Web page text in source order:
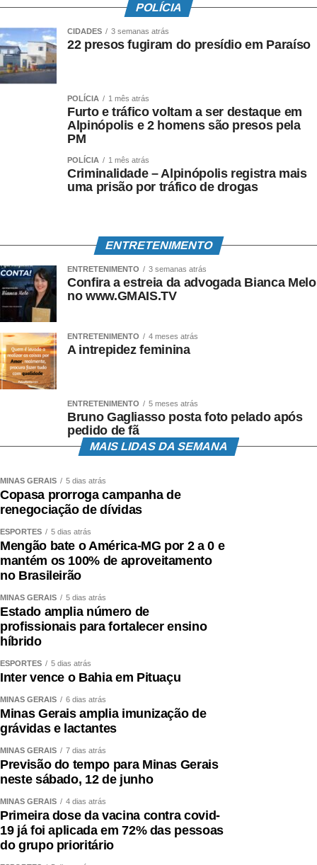
Fonte:Agência Esporte
COMENTE ABAIXO:
POLÍCIA
CIDADES 3 semanas atrás
22 presos fugiram do presídio em Paraíso
POLÍCIA 1 mês atrás
Furto e tráfico voltam a ser destaque em
Alpinópolis e 2 homens são presos pela
PM
POLÍCIA 1 mês atrás
Criminalidade – Alpinópolis registra mais
uma prisão por tráfico de drogas
ENTRETENIMENTO
ENTRETENIMENTO 3 semanas atrás
Confira a estreia da advogada Bianca Melo
no www.GMAIS.TV
ENTRETENIMENTO 4 meses atrás
A intrepidez feminina
ENTRETENIMENTO 5 meses atrás
Bruno Gagliasso posta foto pelado após
pedido de fã
MAIS LIDAS DA SEMANA
MINAS GERAIS 5 dias atrás
Copasa prorroga campanha de
renegociação de dívidas
ESPORTES 5 dias atrás
Mengão bate o América-MG por 2 a 0 e
mantém os 100% de aproveitamento
no Brasileirão
MINAS GERAIS 5 dias atrás
Estado amplia número de
profissionais para fortalecer ensino
híbrido
ESPORTES 5 dias atrás
Inter vence o Bahia em Pituaçu
MINAS GERAIS 6 dias atrás
Minas Gerais amplia imunização de
grávidas e lactantes
MINAS GERAIS 7 dias atrás
Previsão do tempo para Minas Gerais
neste sábado, 12 de junho
MINAS GERAIS 4 dias atrás
Primeira dose da vacina contra covid-
19 já foi aplicada em 72% das pessoas
do grupo prioritário